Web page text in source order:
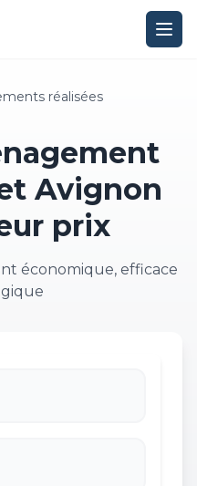
réalisées
Avignon
prix
économique, efficace